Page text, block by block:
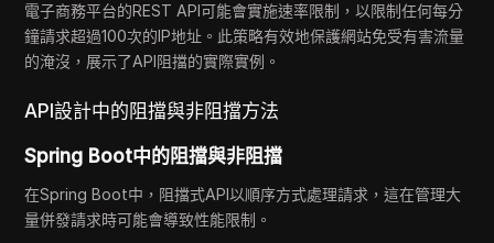
電子商務平台的REST API可能會實施速率限制，以限制任何每分
鐘請求超過100次的IP地址。此策略有效地保護網站免受有害流量
的淹沒，展示了API阻擋的實際實例。
API設計中的阻擋與非阻擋方法
Spring Boot中的阻擋與非阻擋
在Spring Boot中，阻擋式API以順序方式處理請求，這在管理大
量併發請求時可能會導致性能限制。